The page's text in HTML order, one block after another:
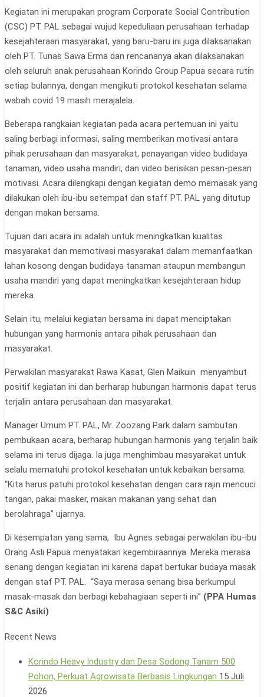
Kegiatan ini merupakan program Corporate Social Contribution
(CSC) PT. PAL sebagai wujud kepeduliaan perusahaan terhadap
kesejahteraan masyarakat, yang baru-baru ini juga dilaksanakan
oleh PT. Tunas Sawa Erma dan rencananya akan dilaksanakan
oleh seluruh anak perusahaan Korindo Group Papua secara rutin
setiap bulannya, dengan mengikuti protokol kesehatan selama
wabah covid 19 masih merajalela.
Beberapa rangkaian kegiatan pada acara pertemuan ini yaitu
saling berbagi informasi, saling memberikan motivasi antara
pihak perusahaan dan masyarakat, penayangan video budidaya
tanaman, video usaha mandiri, dan video berisikan pesan-pesan
motivasi. Acara dilengkapi dengan kegiatan demo memasak yang
dilakukan oleh ibu-ibu setempat dan staff PT. PAL yang ditutup
dengan makan bersama.
Tujuan dari acara ini adalah untuk meningkatkan kualitas
masyarakat dan memotivasi masyarakat dalam memanfaatkan
lahan kosong dengan budidaya tanaman ataupun membangun
usaha mandiri yang dapat meningkatkan kesejahteraan hidup
mereka.
Selain itu, melalui kegiatan bersama ini dapat menciptakan
hubungan yang harmonis antara pihak perusahaan dan
masyarakat.
Perwakilan masyarakat Rawa Kasat, Glen Maikuin menyambut
positif kegiatan ini dan berharap hubungan harmonis dapat terus
terjalin antara perusahaan dan masyarakat.
Manager Umum PT. PAL, Mr. Zoozang Park dalam sambutan
pembukaan acara, berharap hubungan harmonis yang terjalin baik
selama ini terus dijaga. Ia juga menghimbau masyarakat untuk
selalu mematuhi protokol kesehatan untuk kebaikan bersama.
“Kita harus patuhi protokol kesehatan dengan cara rajin mencuci
tangan, pakai masker, makan makanan yang sehat dan
berolahraga” ujarnya.
Di kesempatan yang sama, Ibu Agnes sebagai perwakilan ibu-ibu
Orang Asli Papua menyatakan kegembiraannya. Mereka merasa
senang dengan kegiatan ini karena dapat bertukar budaya masak
dengan staf PT. PAL. “Saya merasa senang bisa berkumpul
masak-masak dan berbagi kebahagiaan seperti ini” (PPA Humas
S&C Asiki)
Recent News
Korindo Heavy Industry dan Desa Sodong Tanam 500
Pohon, Perkuat Agrowisata Berbasis Lingkungan 15 Juli
2026